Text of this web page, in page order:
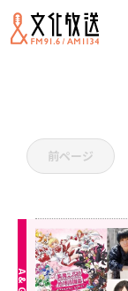
前ページ